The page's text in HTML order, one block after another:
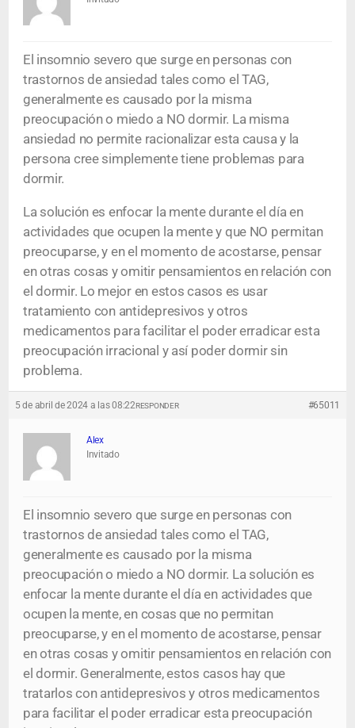
El insomnio severo que surge en personas con
trastornos de ansiedad tales como el TAG,
generalmente es causado por la misma
preocupación o miedo a NO dormir. La misma
ansiedad no permite racionalizar esta causa y la
persona cree simplemente tiene problemas para
dormir.
La solución es enfocar la mente durante el día en
actividades que ocupen la mente y que NO permitan
preocuparse, y en el momento de acostarse, pensar
en otras cosas y omitir pensamientos en relación con
el dormir. Lo mejor en estos casos es usar
tratamiento con antidepresivos y otros
medicamentos para facilitar el poder erradicar esta
preocupación irracional y así poder dormir sin
problema.
5 de abril de 2024 a las 08:22 #65011
RESPONDER
Alex
Invitado
El insomnio severo que surge en personas con
trastornos de ansiedad tales como el TAG,
generalmente es causado por la misma
preocupación o miedo a NO dormir. La solución es
enfocar la mente durante el día en actividades que
ocupen la mente, en cosas que no permitan
preocuparse, y en el momento de acostarse, pensar
en otras cosas y omitir pensamientos en relación con
el dormir. Generalmente, estos casos hay que
tratarlos con antidepresivos y otros medicamentos
para facilitar el poder erradicar esta preocupación